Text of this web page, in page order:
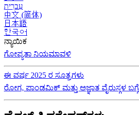
עִברִית
中文 (简体)
日本語
한국어
ನ್ಯಾಯಿಕ
ಗೋಪ್ಯತಾ ನಿಯಮಾವಳಿ
ಈ ವರ್ಷ 2025 ರ ಸೂತ್ರಗಳು
ರೋಗ, ಪಾಂಡಮಿಕ್ ಮತ್ತು ಅಜ್ಞಾತ ವೈರುಸ್ಗಳ ಬಗ್ಗೆ